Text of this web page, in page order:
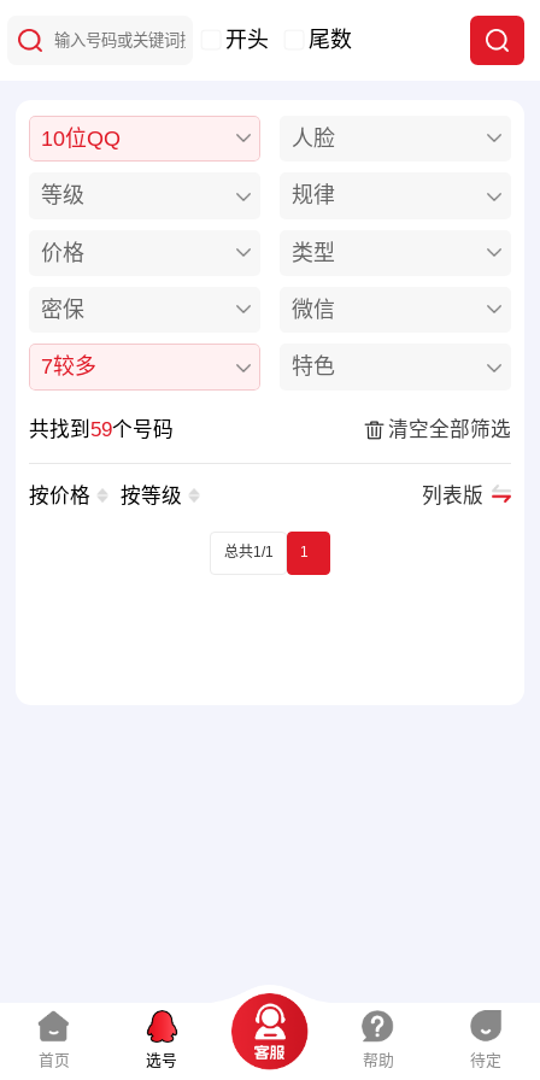
开头 尾数
10位QQ 人脸
等级 规律
价格 类型
密保 微信
7较多 特色
共找到 59个号码 清空全部筛选
按价格 按等级 列表版
总共1/1 1
首页 选号 帮助 待定